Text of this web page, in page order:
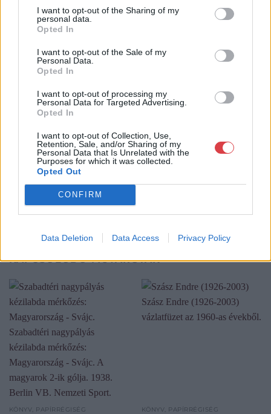
I want to opt-out of the Sharing of my
personal data.
Opted In
I want to opt-out of the Sale of my
Personal Data.
Opted In
I want to opt-out of processing my
Personal Data for Targeted Advertising.
Opted In
I want to opt-out of Collection, Use,
Retention, Sale, and/or Sharing of my
Personal Data that Is Unrelated with the
Purposes for which it was collected.
Opted Out
CONFIRM
Data Deletion Data Access Privacy Policy
+36703805044
Weboldal: http://www.aukcio.net
Bemutatkozás: Immár közel 30 éve, hogy a Múzeum körúton
a Portobello aukciósház kiegészítette az addigi tevékenységét
és megszületett a Mike Portobello Aukciósház. 2022-től saját
GALÉRIA TOVÁBBI MŰTÁRGYAI
KAPCSOLÓDÓ MŰTÁRGYAK
KÖNYV, PAPÍRRÉGISÉG KÖNYV, PAPÍRRÉGISÉG